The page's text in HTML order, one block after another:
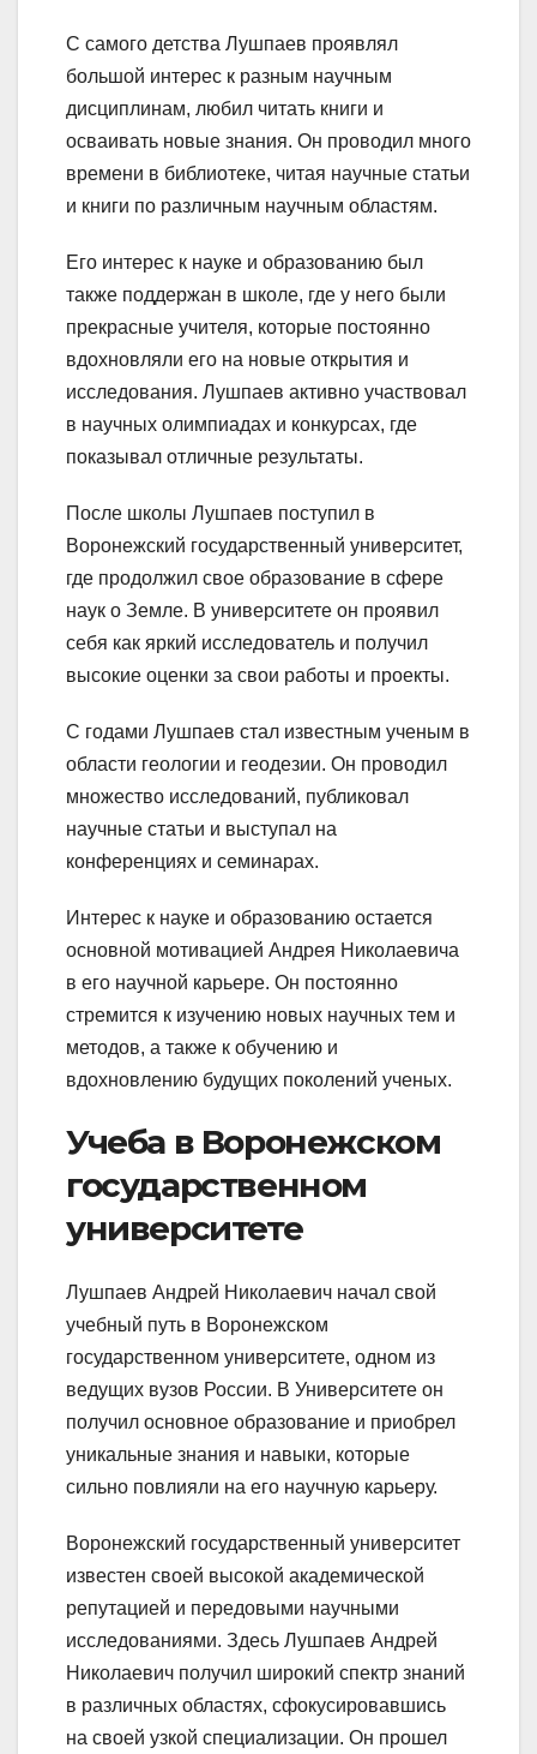
С самого детства Лушпаев проявлял
большой интерес к разным научным
дисциплинам, любил читать книги и
осваивать новые знания. Он проводил много
времени в библиотеке, читая научные статьи
и книги по различным научным областям.
Его интерес к науке и образованию был
также поддержан в школе, где у него были
прекрасные учителя, которые постоянно
вдохновляли его на новые открытия и
исследования. Лушпаев активно участвовал
в научных олимпиадах и конкурсах, где
показывал отличные результаты.
После школы Лушпаев поступил в
Воронежский государственный университет,
где продолжил свое образование в сфере
наук о Земле. В университете он проявил
себя как яркий исследователь и получил
высокие оценки за свои работы и проекты.
С годами Лушпаев стал известным ученым в
области геологии и геодезии. Он проводил
множество исследований, публиковал
научные статьи и выступал на
конференциях и семинарах.
Интерес к науке и образованию остается
основной мотивацией Андрея Николаевича
в его научной карьере. Он постоянно
стремится к изучению новых научных тем и
методов, а также к обучению и
вдохновлению будущих поколений ученых.
Учеба в Воронежском
государственном
университете
Лушпаев Андрей Николаевич начал свой
учебный путь в Воронежском
государственном университете, одном из
ведущих вузов России. В Университете он
получил основное образование и приобрел
уникальные знания и навыки, которые
сильно повлияли на его научную карьеру.
Воронежский государственный университет
известен своей высокой академической
репутацией и передовыми научными
исследованиями. Здесь Лушпаев Андрей
Николаевич получил широкий спектр знаний
в различных областях, сфокусировавшись
на своей узкой специализации. Он прошел